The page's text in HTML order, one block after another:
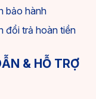
bảo hành
đổi trả hoàn tiền
& HỖ TRỢ